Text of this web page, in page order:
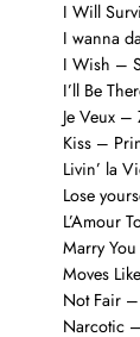
I Will
I wanna
I Wish –
I’ll Be
Je Veux –
Kiss –
Livin’ la
Lose
L’Amour
Marry
Moves
Not Fair
Narcotic